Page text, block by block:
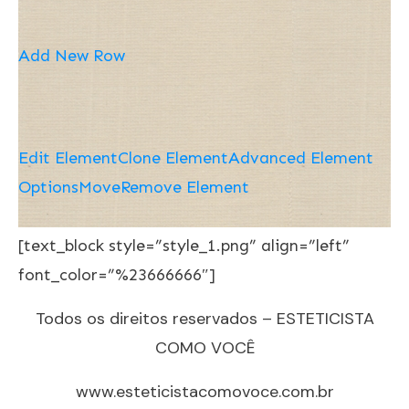
Add New Row
Edit ElementClone ElementAdvanced Element
OptionsMoveRemove Element
[text_block style=”style_1.png” align=”left”
font_color=”%23666666″]
Todos os direitos reservados – ESTETICISTA
COMO VOCÊ
www.esteticistacomovoce.com.br